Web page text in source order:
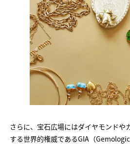
さらに、宝石広場にはダイヤモンドや
する世界的権威であるGIA（